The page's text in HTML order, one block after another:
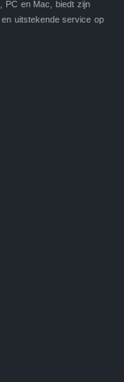
PC en Mac, biedt zijn
uitstekende service op